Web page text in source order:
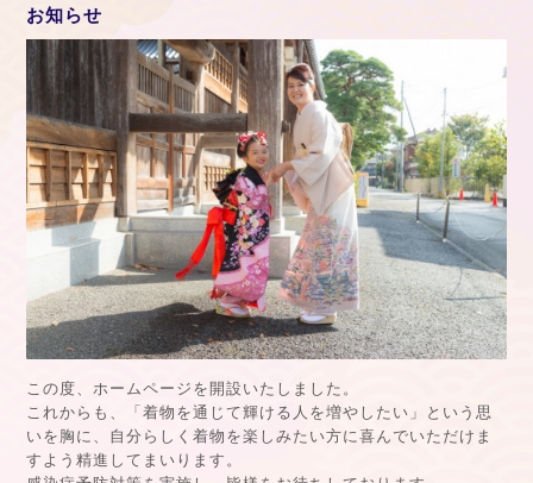
お知らせ
この度、ホームページを開設いたしました。
これからも、「着物を通じて輝ける人を増やしたい」という思
いを胸に、自分らしく着物を楽しみたい方に喜んでいただけま
すよう精進してまいります。